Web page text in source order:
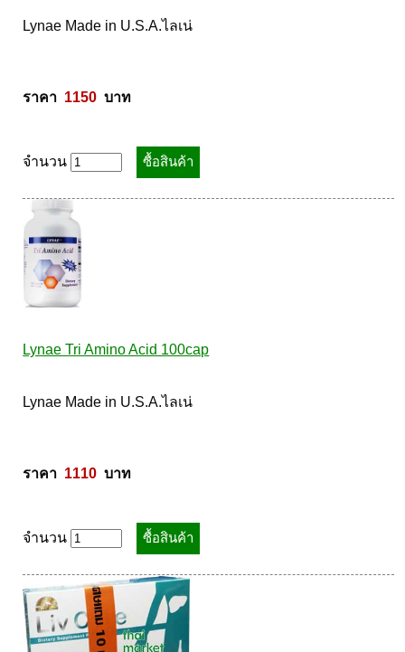
Lynae Made in U.S.A.ไลเน่
ราคา 1150
  บาท
จำนวน
Lynae Tri Amino Acid 100cap
Lynae Made in U.S.A.ไลเน่
ราคา 1110
  บาท
จำนวน